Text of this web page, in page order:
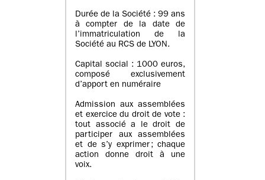
Durée de la Société : 99 ans
à compter de la date de
l’immatriculation de la
Société au RCS de LYON.
Capital social : 1000 euros,
composé exclusivement
d’apport en numéraire
Admission aux assemblées
et exercice du droit de vote :
tout associé a le droit de
participer aux assemblées
et de s’y exprimer ; chaque
action donne droit à une
voix.